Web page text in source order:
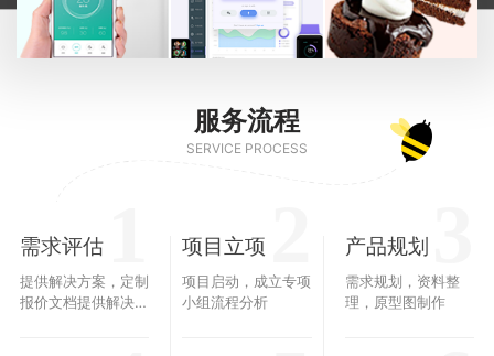
服务流程
SERVICE PROCESS
需求评估
提供解决方案，定制
报价文档提供解决方
项目立项
项目启动，成立专项
小组流程分析
产品规划
需求规划，资料整
理，原型图制作